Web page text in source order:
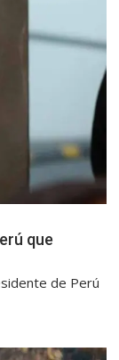
que
de Perú